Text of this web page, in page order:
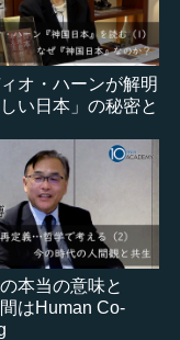
オ・ハーンが解明
い日本」の秘密と
の本当の意味と
はHuman Co-